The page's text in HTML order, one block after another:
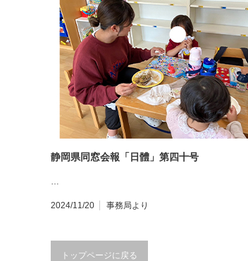
静岡県同窓会報「日體」第四十号
…
2024/11/20 事務局より
トップページに戻る